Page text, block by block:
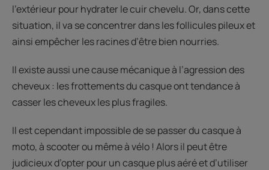
l’extérieur pour hydrater le cuir chevelu. Or, dans cette
situation, il va se concentrer dans les follicules pileux et
ainsi empêcher les racines d’être bien nourries.
Il existe aussi une cause mécanique à l’agression des
cheveux : les frottements du casque ont tendance à
casser les cheveux les plus fragiles.
Il est cependant impossible de se passer du casque à
moto, à scooter ou même à vélo ! Alors il peut être
judicieux d’opter pour un casque plus aéré et d’utiliser